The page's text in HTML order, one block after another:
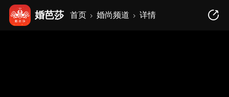
婚芭莎 首页 婚尚频道 详情